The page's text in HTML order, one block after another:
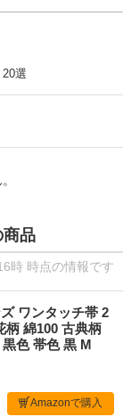
選
品
時 時点の情報です
ワンタッチ帯 2
柄 綿100 古典柄
色 帯色 黒 M
Amazonで購入